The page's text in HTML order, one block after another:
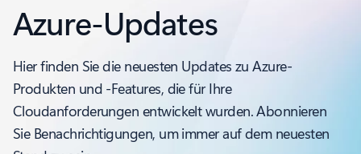
Azure-Updates
Hier finden Sie die neuesten Updates zu Azure-
Produkten und -Features, die für Ihre
Cloudanforderungen entwickelt wurden. Abonnieren
Sie Benachrichtigungen, um immer auf dem neuesten